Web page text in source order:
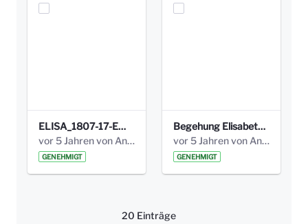
ELISA_1807-17-EW_BEZIRK-kl_compressed.pdf
vor 5 Jahren von Anni Schlumberger
GENEHMIGT
Begehung Elisabethenanlage 1.8.17_Protokoll .pdf
vor 5 Jahren von Anni Schlumberger
GENEHMIGT
20 Einträge
Pro Seite